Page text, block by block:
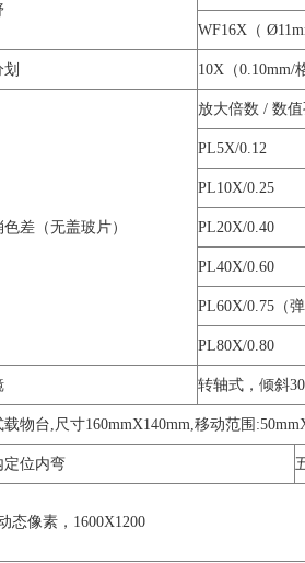
WF16X（
10X（0.10mm/
差（无盖玻片）
放大倍数 / 数
PL5X/0.12
PL10X/0.25
PL20X/0.40
PL40X/0.60
PL60X/0.75（
PL80X/0.80
转轴式，倾斜
物台,尺寸160mmX140mm,移动范围
定位内弯
态像素，1600X1200